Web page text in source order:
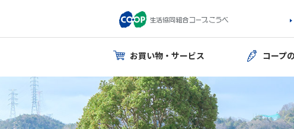
お買い物・サービス コープ